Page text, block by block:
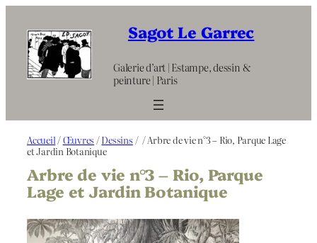
contenu
Sagot Le Garrec
Galerie d’art | Estampe, dessin &
peinture | Paris
Accueil /Œuvres /Dessins / / Arbre de vie n°3 – Rio, Parque Lage
et Jardin Botanique
Arbre de vie n°3 – Rio, Parque
Lage et Jardin Botanique